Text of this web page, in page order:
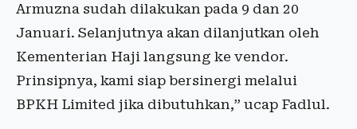
Armuzna sudah dilakukan pada 9 dan 20
Januari. Selanjutnya akan dilanjutkan oleh
Kementerian Haji langsung ke vendor.
Prinsipnya, kami siap bersinergi melalui
BPKH Limited jika dibutuhkan,” ucap Fadlul.